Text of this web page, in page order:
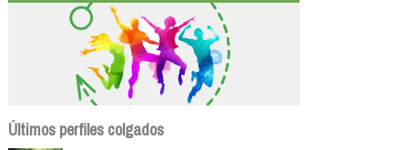
Últimos perfiles colgados